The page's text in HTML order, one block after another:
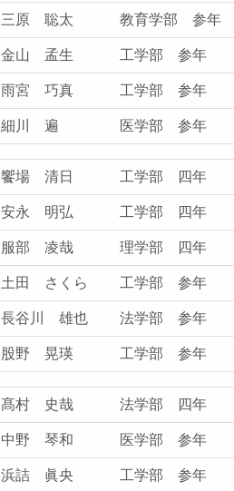
三原 聡太 教育学部 参年
金山 孟生 工学部 参年
雨宮 巧真 工学部 参年
細川 遍 医学部 参年
饗場 清日 工学部 四年
安永 明弘 工学部 四年
服部 凌哉 理学部 四年
土田 さくら 工学部 参年
長谷川 雄也 法学部 参年
股野 晃瑛 工学部 参年
髙村 史哉 法学部 四年
中野 琴和 医学部 参年
浜詰 眞央 工学部 参年